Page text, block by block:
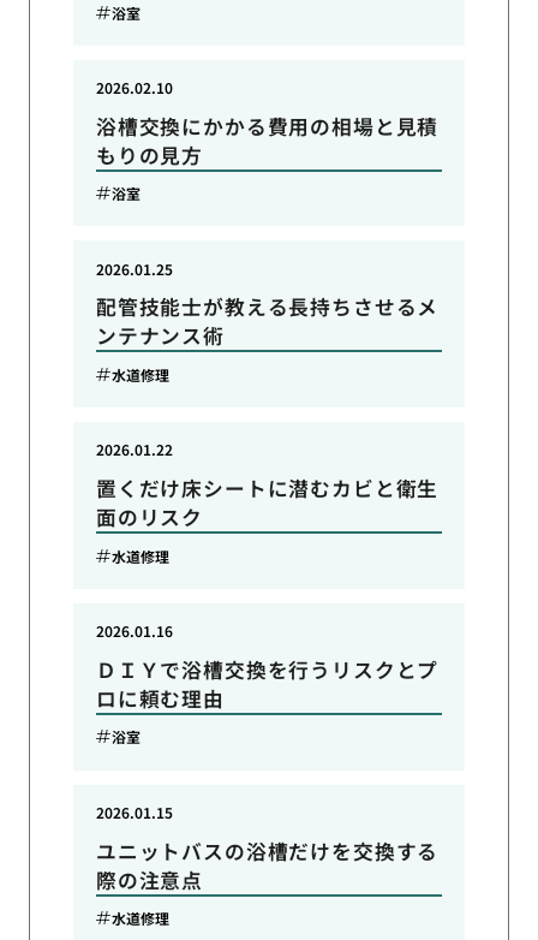
浴室
浴槽交換にかかる費用の相場と見積
もりの見方
2026.02.10
浴室
配管技能士が教える長持ちさせるメ
ンテナンス術
2026.01.25
水道修理
置くだけ床シートに潜むカビと衛生
面のリスク
2026.01.22
水道修理
ＤＩＹで浴槽交換を行うリスクとプ
ロに頼む理由
2026.01.16
浴室
ユニットバスの浴槽だけを交換する
際の注意点
2026.01.15
水道修理